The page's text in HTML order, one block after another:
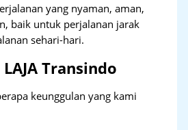
yang nyaman, aman,
baik untuk perjalanan jarak
sehari-hari.
Transindo
keunggulan yang kami